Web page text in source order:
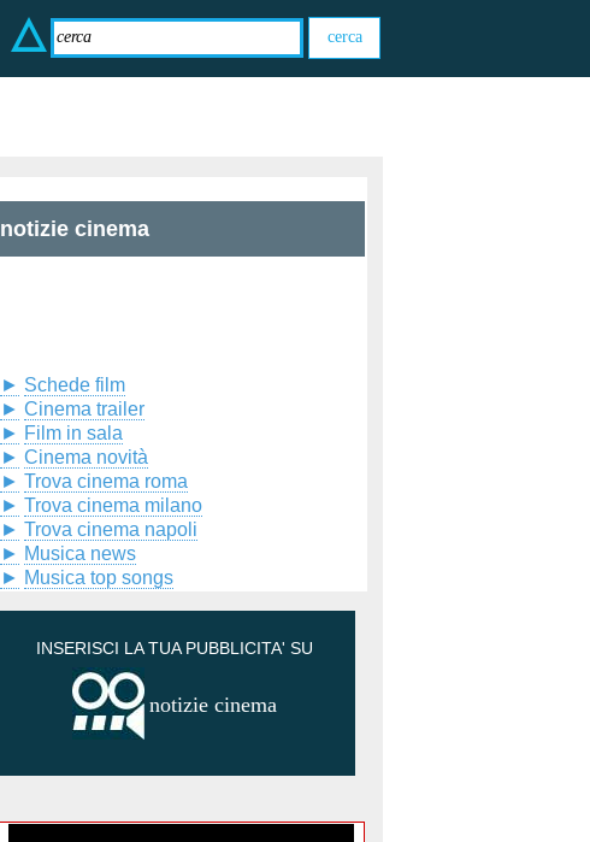
notizie cinema
► Schede film
► Cinema trailer
► Film in sala
► Cinema novità
► Trova cinema roma
► Trova cinema milano
► Trova cinema napoli
► Musica news
► Musica top songs
INSERISCI LA TUA PUBBLICITA' SU
notizie cinema